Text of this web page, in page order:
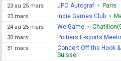
23 au 25 mars JPO Autograf Paris
23 mars Indie Games Club
24 au 25 mars We Game
30 mars Poitiers E-sports
31 mars Concert Off the Hook
Suisse